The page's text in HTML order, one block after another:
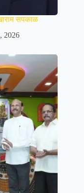
सपकाळ
2026